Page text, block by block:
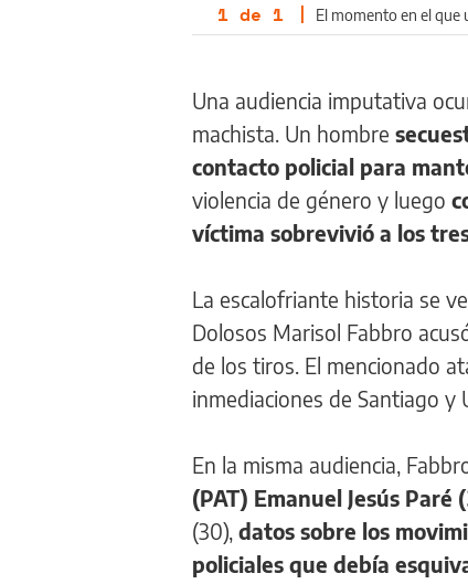
1 de 1 | El momento en el que
Una audiencia imputativa
machista. Un hombre
contacto policial para
violencia de género y luego
víctima sobrevivió a los
La escalofriante historia se
Dolosos Marisol Fabbro
de los tiros. El mencionado
inmediaciones de Santiago y
En la misma audiencia,
(PAT) Emanuel Jesús Paré
(30), datos sobre los
policiales que debía